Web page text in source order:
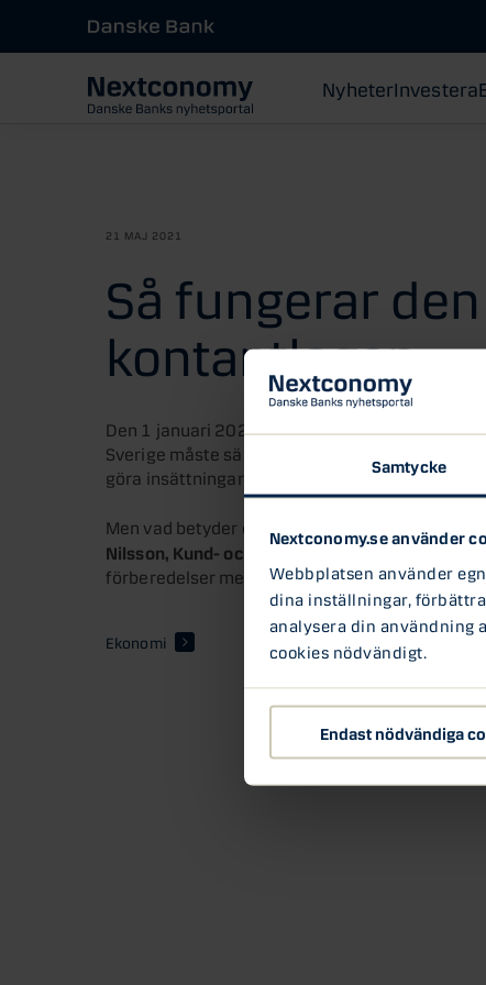
Samtycke
Nextconomy.se använder
Webbplatsen använder
dina inställningar,
analysera din användning
cookies nödvändigt.
Endast nödvändiga
NyheterInvestera
21 MAJ 2021
Så fungerar
kontantlagen
Den 1 januari 2021 trädde den nya
Sverige måste säkerställa att privatpersoner
göra insättningar av dagskassor inom ett visst
Men vad betyder den nya lagen i praktiken och
Nilsson, Kund- och MarknadschefpåBankomat
förberedelser men också vilken roll man
Ekonomi